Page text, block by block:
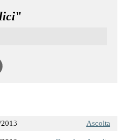
"
Ascolta